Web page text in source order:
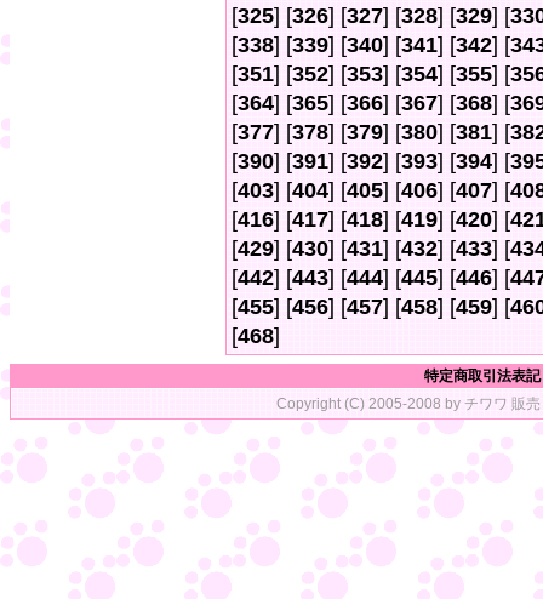
[325] [326] [327] [328] [329] [
[338] [339] [340] [341] [342] [
[351] [352] [353] [354] [355] [
[364] [365] [366] [367] [368] [
[377] [378] [379] [380] [381] [
[390] [391] [392] [393] [394] [
[403] [404] [405] [406] [407] [
[416] [417] [418] [419] [420] [
[429] [430] [431] [432] [433] [
[442] [443] [444] [445] [446] [
[455] [456] [457] [458] [459] [
[468]
特定商取引法表記
Copyright (C) 2005-2008 by チワワ 販